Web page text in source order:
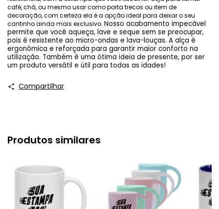
café, chá, ou mesmo usar como porta trecos ou item de
decoração, com certeza ela é a opção ideal para deixar o seu
cantinho ainda mais exclusivo. Nosso acabamento impecável
permite que você aqueça, lave e seque sem se preocupar,
pois é resistente ao micro-ondas e lava-louças. A alça é
ergonômica e reforçada para garantir maior conforto na
utilização. Também é uma ótima ideia de presente, por ser
um produto versátil e útil para todas as idades!
Compartilhar
Produtos similares